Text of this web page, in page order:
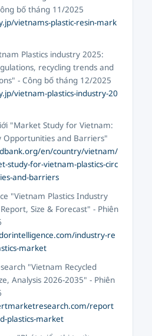
bố tháng 11/2025
vietnams-plastic-resin-mark
Plastics industry 2025:
recycling trends and
- Công bố tháng 12/2025
vietnam-plastics-industry-20
"Market Study for Vietnam:
Opportunities and Barriers"
en/country/vietnam/
study-for-vietnam-plastics-circ
and-barriers
"Vietnam Plastics Industry
Size & Forecast" - Phiên
industry-re
market
"Vietnam Recycled
Analysis 2026-2035" - Phiên
report
plastics-market